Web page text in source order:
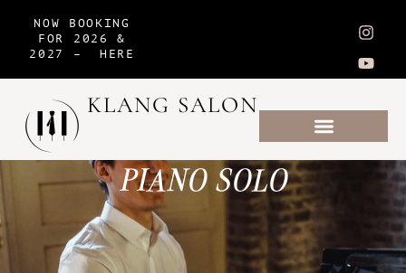
NOW BOOKING
FOR 2026 &
2027 –
HERE
KLANG SALON
PIANO SOLO